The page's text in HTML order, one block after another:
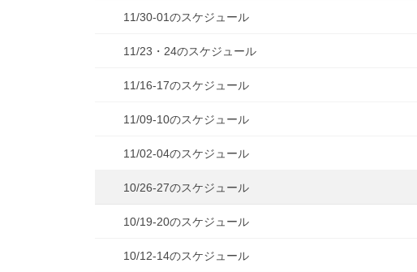
11/30-01のスケジュール
11/23・24のスケジュール
11/16-17のスケジュール
11/09-10のスケジュール
11/02-04のスケジュール
10/26-27のスケジュール
10/19-20のスケジュール
10/12-14のスケジュール